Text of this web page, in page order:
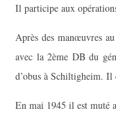
Il participe aux
Après des manœuvres
avec la 2ème DB du
d’obus à Schiltigheim. Il
En mai 1945 il est muté